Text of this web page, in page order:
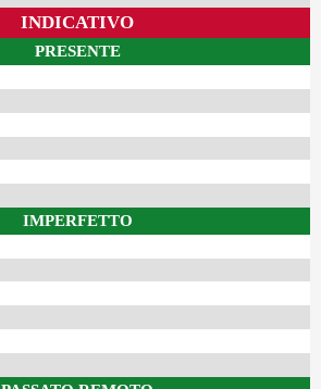
INDICATIVO
PRESENTE
IMPERFETTO